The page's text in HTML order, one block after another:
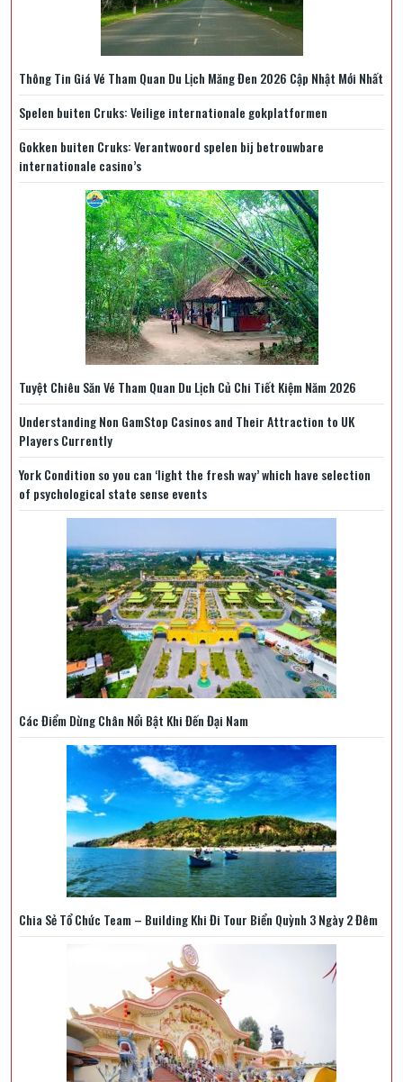
Thông Tin Giá Vé Tham Quan Du Lịch Măng Đen 2026 Cập Nhật Mới Nhất
Spelen buiten Cruks: Veilige internationale gokplatformen
Gokken buiten Cruks: Verantwoord spelen bij betrouwbare
internationale casino’s
Tuyệt Chiêu Săn Vé Tham Quan Du Lịch Củ Chi Tiết Kiệm Năm 2026
Understanding Non GamStop Casinos and Their Attraction to UK
Players Currently
York Condition so you can ‘light the fresh way’ which have selection
of psychological state sense events
Các Điểm Dừng Chân Nổi Bật Khi Đến Đại Nam
Chia Sẻ Tổ Chức Team – Building Khi Đi Tour Biển Quỳnh 3 Ngày 2 Đêm